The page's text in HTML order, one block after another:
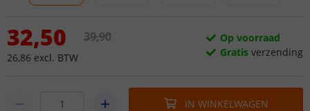
32,50
26,86 excl. BTW
39,90
Op voorraad
Gratis verzending
IN WINKELWAGEN